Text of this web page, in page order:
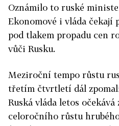
Oznámilo to ruské
Ekonomové i vláda čekají
pod tlakem propadu cen
vůči Rusku.
Meziroční tempo růstu
třetím čtvrtletí dál
Ruská vláda letos
celoročního růstu